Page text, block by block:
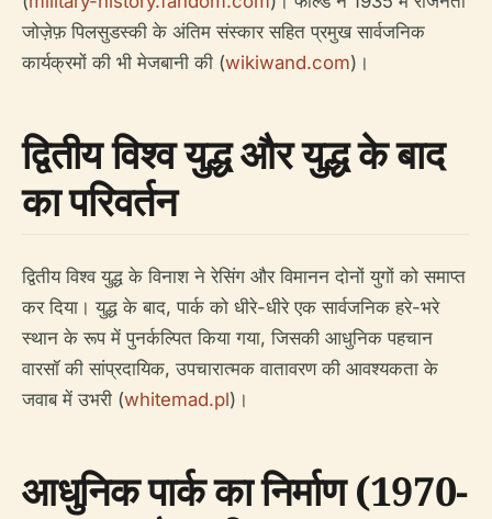
जोज़ेफ़ पिलसुडस्की के अंतिम संस्कार सहित प्रमुख सार्वजनिक
कार्यक्रमों की भी मेजबानी की (wikiwand.com)।
द्वितीय विश्व युद्ध और युद्ध के बाद
का परिवर्तन
द्वितीय विश्व युद्ध के विनाश ने रेसिंग और विमानन दोनों युगों को समाप्त
कर दिया। युद्ध के बाद, पार्क को धीरे-धीरे एक सार्वजनिक हरे-भरे
स्थान के रूप में पुनर्कल्पित किया गया, जिसकी आधुनिक पहचान
वारसॉ की सांप्रदायिक, उपचारात्मक वातावरण की आवश्यकता के
जवाब में उभरी (whitemad.pl)।
आधुनिक पार्क का निर्माण (1970-